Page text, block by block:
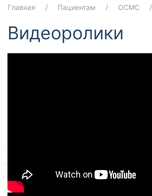
Главная Пациентам ОСМС
Видеоролики